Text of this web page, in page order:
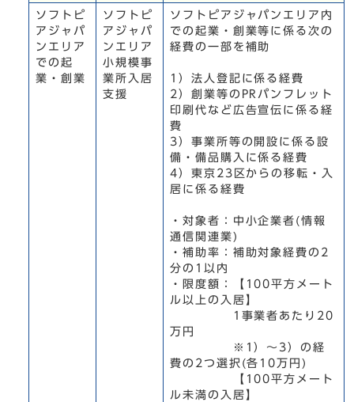
ソフトピ
アジャパ
ンエリア
での起
業・創業
ソフトピ
アジャパ
ンエリア
小規模事
業所入居
支援
ソフトピアジャパンエリア内
での起業・創業等に係る次の
経費の一部を補助
1）法人登記に係る経費
2）創業等のPRパンフレット
印刷代など広告宣伝に係る経
費
3）事業所等の開設に係る設
備・備品購入に係る経費
4）東京23区からの移転・入
居に係る経費
・対象者：中小企業者(情報
通信関連業)
・補助率：補助対象経費の2
分の1以内
・限度額：【100平方メート
ル以上の入居】
1事業者あたり20
万円
※1）～3）の経
費の2つ選択(各10万円)
【100平方メート
ル未満の入居】